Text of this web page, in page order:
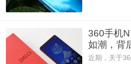
360手机
如潮，背
近期，关于